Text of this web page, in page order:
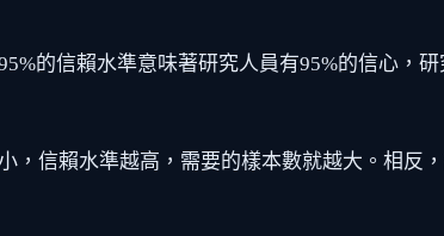
的信賴水準意味著研究人員有95%的信心，
信賴水準越高，需要的樣本數就越大。相反